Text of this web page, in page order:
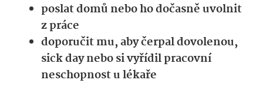
poslat domů nebo ho dočasně uvolnit
z práce
doporučit mu, aby čerpal dovolenou,
sick day nebo si vyřídil pracovní
neschopnost u lékaře